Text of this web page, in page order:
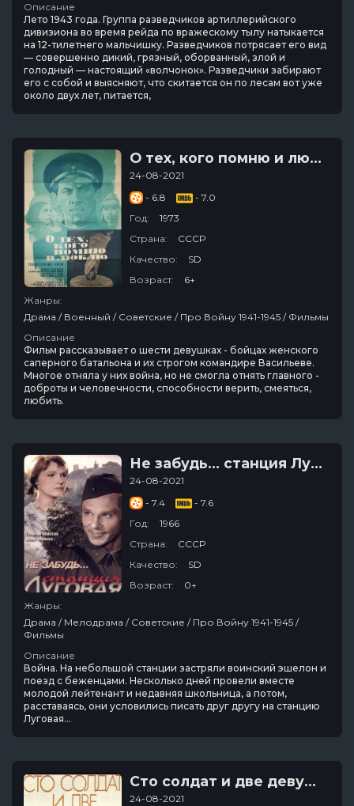
Описание
Лето 1943 года. Группа разведчиков артиллерийского
дивизиона во время рейда по вражескому тылу натыкается
на 12-тилетнего мальчишку. Разведчиков потрясает его вид
— совершенно дикий, грязный, оборванный, злой и
голодный — настоящий «волчонок». Разведчики забирают
его с собой и выясняют, что скитается он по лесам вот уже
около двух лет, питается,
О тех, кого помню и люблю
24-08-2021
- 6.8
- 7.0
Год:
1973
Страна:
СССР
Качество:
SD
Возраст:
6+
Жанры:
Драма / Военный / Советские / Про Войну 1941-1945 / Фильмы
Описание
Фильм рассказывает о шести девушках - бойцах женского
саперного батальона и их строгом командире Васильеве.
Многое отняла у них война, но не смогла отнять главного -
доброты и человечности, способности верить, смеяться,
любить.
Не забудь... станция Луговая
24-08-2021
- 7.4
- 7.6
Год:
1966
Страна:
СССР
Качество:
SD
Возраст:
0+
Жанры:
Драма / Мелодрама / Советские / Про Войну 1941-1945 /
Фильмы
Описание
Война. На небольшой станции застряли воинский эшелон и
поезд с беженцами. Несколько дней провели вместе
молодой лейтенант и недавняя школьница, а потом,
расставаясь, они условились писать друг другу на станцию
Луговая...
Сто солдат и две девушки
24-08-2021